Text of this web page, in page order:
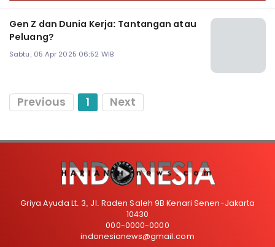
Gen Z dan Dunia Kerja: Tantangan atau
Peluang?
Sabtu, 05 Apr 2025 06:52 WIB
Previous 1 Next
Griya Ayuda Lt. 3, Jl. Raden Saleh 9B Kenari Senen-Jakarta
10430
000-0000-0000
indonesianews@gmail.com